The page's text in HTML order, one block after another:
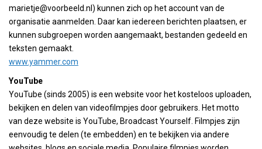
marietje@voorbeeld.nl) kunnen zich op het account van de
organisatie aanmelden. Daar kan iedereen berichten plaatsen, er
kunnen subgroepen worden aangemaakt, bestanden gedeeld en
teksten gemaakt.
www.yammer.com
YouTube
YouTube (sinds 2005) is een website voor het kosteloos uploaden,
bekijken en delen van videofilmpjes door gebruikers. Het motto
van deze website is YouTube, Broadcast Yourself. Filmpjes zijn
eenvoudig te delen (te embedden) en te bekijken via andere